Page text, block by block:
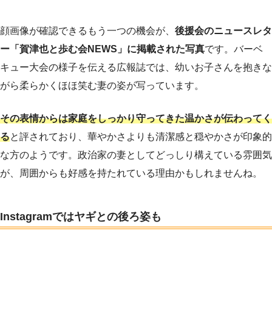
顔画像が確認できるもう一つの機会が、 後援会のニュースレタ
ー「賀津也と歩む会NEWS」に掲載された写真です。バーベ
キュー大会の様子を伝える広報誌では、幼いお子さんを抱きな
がら柔らかくほほ笑む妻の姿が写っています。
その表情からは家庭をしっかり守ってきた温かさが伝わってく
ると評されており、華やかさよりも清潔感と穏やかさが印象的
な方のようです。政治家の妻としてどっしり構えている雰囲気
が、周囲からも好感を持たれている理由かもしれませんね。
Instagramではヤギとの後ろ姿も